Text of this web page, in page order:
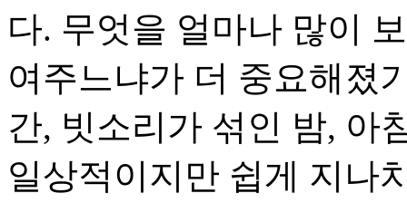
다. 무엇을 얼마나 많이
여주느냐가 더 중요해졌
간, 빗소리가 섞인 밤, 아
일상적이지만 쉽게 지나